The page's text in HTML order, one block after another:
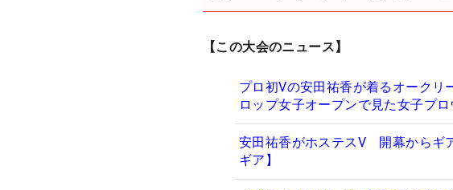
【この大会のニュース】
プロ初Vの安田祐香が着るオーク
ロップ女子オープンで見た女子プ
安田祐香がホステスV 開幕からギ
ギア】